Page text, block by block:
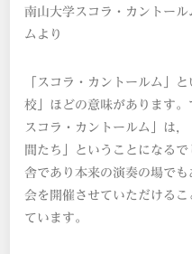
南山大学スコラ・カントー
ムより
「スコラ・カントールム」
校」ほどの意味があります
スコラ・カントールム」は
間たち」ということになる
舎であり本来の演奏の場で
会を開催させていただける
ています。